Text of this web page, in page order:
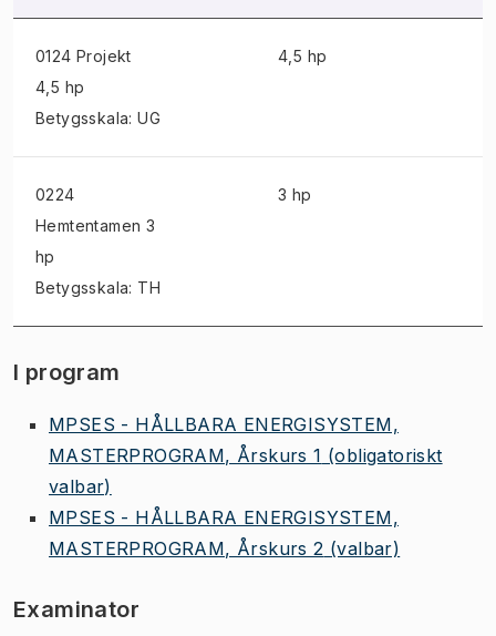
0124 Projekt
4,5 hp
Betygsskala: UG
4,5 hp
0224
Hemtentamen 3
hp
Betygsskala: TH
3 hp
I program
MPSES - HÅLLBARA ENERGISYSTEM,
MASTERPROGRAM, Årskurs 1 (obligatoriskt
valbar)
MPSES - HÅLLBARA ENERGISYSTEM,
MASTERPROGRAM, Årskurs 2 (valbar)
Examinator